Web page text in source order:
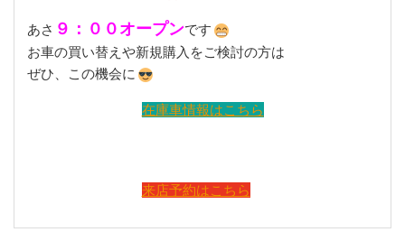
あさ ９：００オープンです
お車の買い替えや新規購入をご検討の方は
ぜひ、この機会に
在庫車情報はこちら
来店予約はこちら